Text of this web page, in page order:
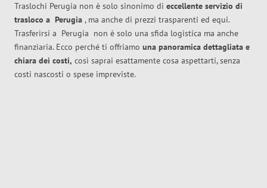
Traslochi Perugia non è solo sinonimo di eccellente servizio di
trasloco a Perugia , ma anche di prezzi trasparenti ed equi.
Trasferirsi a Perugia non è solo una sfida logistica ma anche
finanziaria. Ecco perché ti offriamo una panoramica dettagliata e
chiara dei costi, così saprai esattamente cosa aspettarti, senza
costi nascosti o spese impreviste.